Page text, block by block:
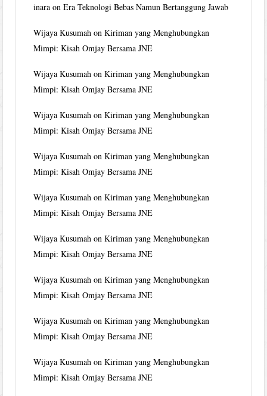
inara onEra Teknologi Bebas Namun Bertanggung Jawab
Wijaya Kusumah onKiriman yang Menghubungkan
Mimpi: Kisah Omjay Bersama JNE
Wijaya Kusumah onKiriman yang Menghubungkan
Mimpi: Kisah Omjay Bersama JNE
Wijaya Kusumah onKiriman yang Menghubungkan
Mimpi: Kisah Omjay Bersama JNE
Wijaya Kusumah onKiriman yang Menghubungkan
Mimpi: Kisah Omjay Bersama JNE
Wijaya Kusumah onKiriman yang Menghubungkan
Mimpi: Kisah Omjay Bersama JNE
Wijaya Kusumah onKiriman yang Menghubungkan
Mimpi: Kisah Omjay Bersama JNE
Wijaya Kusumah onKiriman yang Menghubungkan
Mimpi: Kisah Omjay Bersama JNE
Wijaya Kusumah onKiriman yang Menghubungkan
Mimpi: Kisah Omjay Bersama JNE
Wijaya Kusumah onKiriman yang Menghubungkan
Mimpi: Kisah Omjay Bersama JNE